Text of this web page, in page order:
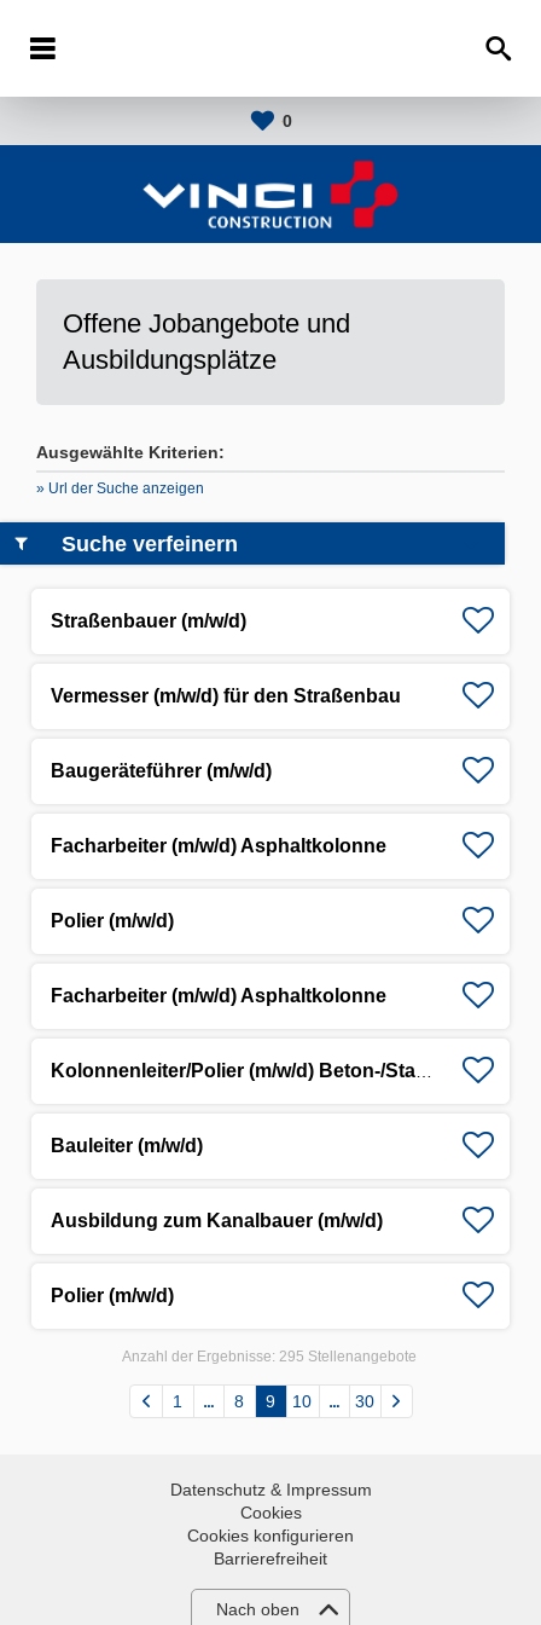
0
Offene Jobangebote und
Ausbildungsplätze
Ausgewählte Kriterien:
» Url der Suche anzeigen
Straßenbauer (m/w/d)
Vermesser (m/w/d) für den Straßenbau
Baugeräteführer (m/w/d)
Facharbeiter (m/w/d) Asphaltkolonne
Polier (m/w/d)
Facharbeiter (m/w/d) Asphaltkolonne
Bauleiter (m/w/d)
Ausbildung zum Kanalbauer (m/w/d)
Polier (m/w/d)
Suche verfeinern
Anzahl der Ergebnisse: 295 Stellenangebote
1 8 9 10 30
Datenschutz & Impressum
Cookies
Cookies konfigurieren
Barrierefreiheit
Nach oben